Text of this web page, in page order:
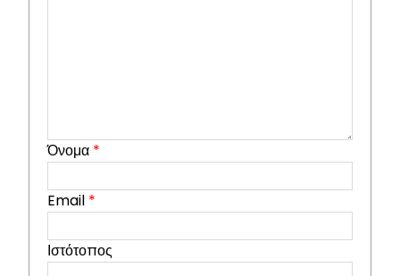
Όνομα *
Email *
Ιστότοπος